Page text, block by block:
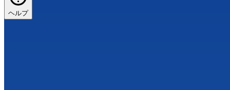
ヘルプ